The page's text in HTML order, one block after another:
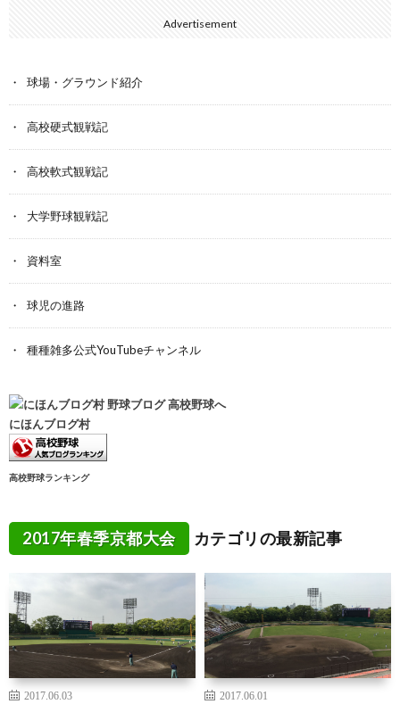
Advertisement
球場・グラウンド紹介
高校硬式観戦記
高校軟式観戦記
大学野球観戦記
資料室
球児の進路
種種雑多公式YouTubeチャンネル
にほんブログ村
高校野球ランキング
2017年春季京都大会 カテゴリの最新記事
2017.06.03 2017.06.01